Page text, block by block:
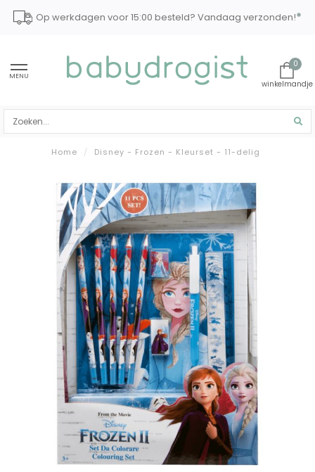
Op werkdagen voor 15:00 besteld? Vandaag verzonden!*
MENU
0
Home / Disney - Frozen - Kleurset - 11-delig